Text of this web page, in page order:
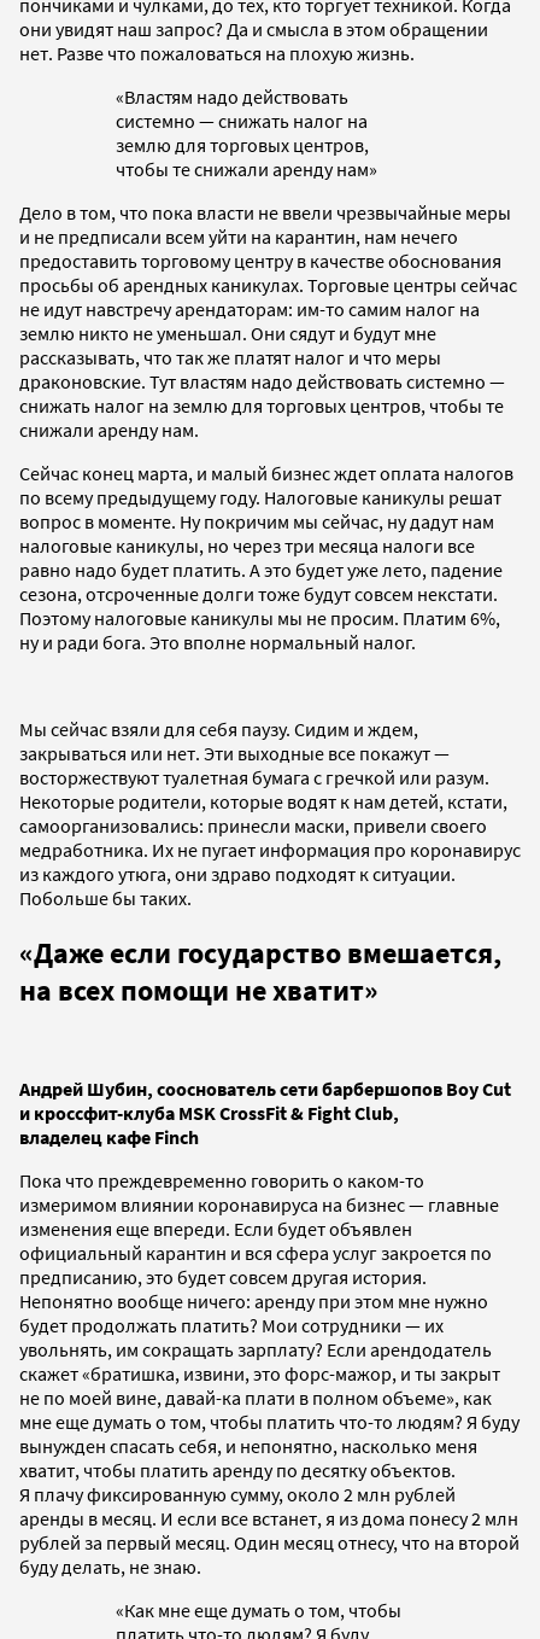
пончиками и чулками, до тех, кто торгует техникой. Когда
они увидят наш запрос? Да и смысла в этом обращении
нет. Разве что пожаловаться на плохую жизнь.
«Властям надо действовать
системно — снижать налог на
землю для торговых центров,
чтобы те снижали аренду нам»
Дело в том, что пока власти не ввели чрезвычайные меры
и не предписали всем уйти на карантин, нам нечего
предоставить торговому центру в качестве обоснования
просьбы об арендных каникулах. Торговые центры сейчас
не идут навстречу арендаторам: им-то самим налог на
землю никто не уменьшал. Они сядут и будут мне
рассказывать, что так же платят налог и что меры
драконовские. Тут властям надо действовать системно —
снижать налог на землю для торговых центров, чтобы те
снижали аренду нам.
Сейчас конец марта, и малый бизнес ждет оплата налогов
по всему предыдущему году. Налоговые каникулы решат
вопрос в моменте. Ну покричим мы сейчас, ну дадут нам
налоговые каникулы, но через три месяца налоги все
равно надо будет платить. А это будет уже лето, падение
сезона, отсроченные долги тоже будут совсем некстати.
Поэтому налоговые каникулы мы не просим. Платим 6%,
ну и ради бога. Это вполне нормальный налог.
Мы сейчас взяли для себя паузу. Сидим и ждем,
закрываться или нет. Эти выходные все покажут—
восторжествуют туалетная бумага с гречкой или разум.
Некоторые родители, которые водят к нам детей, кстати,
самоорганизовались: принесли маски, привели своего
медработника. Их не пугает информация про коронавирус
из каждого утюга, они здраво подходят к ситуации.
Побольше бы таких.
«Даже если государство вмешается,
на всех помощи не хватит»
Андрей Шубин, сооснователь сети барбершопов Boy Cut
и кроссфит-клуба MSK CrossFit & Fight Club,
владелец кафе Finch
Пока что преждевременно говорить о каком-то
измеримом влиянии коронавируса на бизнес — главные
изменения еще впереди. Если будет объявлен
официальный карантин и вся сфера услуг закроется по
предписанию, это будет совсем другая история.
Непонятно вообще ничего: аренду при этом мне нужно
будет продолжать платить? Мои сотрудники — их
увольнять, им сокращать зарплату? Если арендодатель
скажет «братишка, извини, это форс-мажор, и ты закрыт
не по моей вине, давай-ка плати в полном объеме», как
мне еще думать о том, чтобы платить что-то людям? Я буду
вынужден спасать себя, и непонятно, насколько меня
хватит, чтобы платить аренду по десятку объектов.
Я плачу фиксированную сумму, около 2 млн рублей
аренды в месяц. И если все встанет, я из дома понесу 2 млн
рублей за первый месяц. Один месяц отнесу, что на второй
буду делать, не знаю.
«Как мне еще думать о том, чтобы